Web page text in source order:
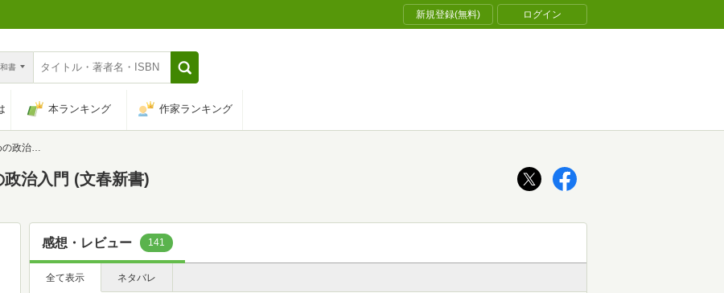
新規登録(無料) ログイン
書
本ランキング 作家ランキング
文春新書)
政治入門 (文春新書)
感想・レビュー 141
全て表示 ネタバレ